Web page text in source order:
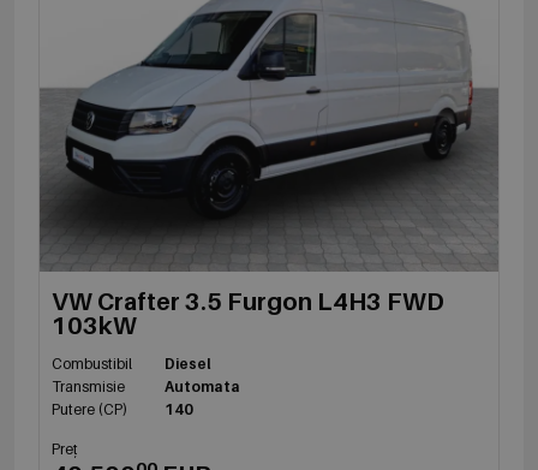
VW Crafter 3.5 Furgon L4H3 FWD
103kW
Combustibil
Diesel
Transmisie
Automata
Putere (CP)
140
Preț